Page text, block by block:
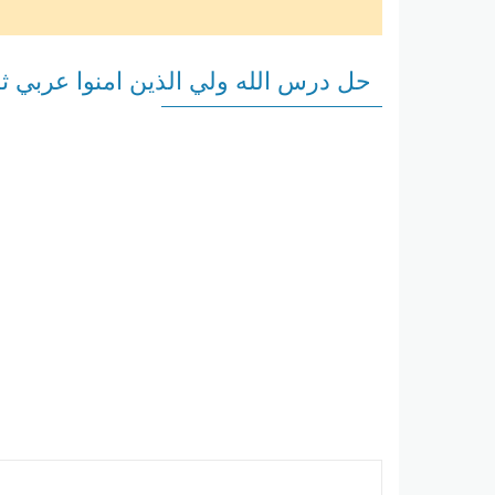
حل درس الله ولي الذين امنوا عربي